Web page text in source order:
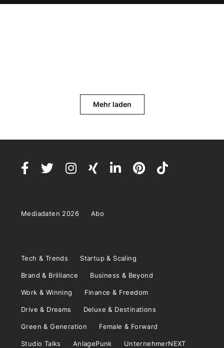
Mehr laden
Mediadaten 2026 Abo
Tech & Trends Startup & Scaling
Brand & Brilliance Business & Beyond
Work & Winning Finance & Freedom
Drive & Dreams Deluxe & Destinations
Green & Generation Female & Forward
Studio Talks AnlagePunk UnternehmerNEXT